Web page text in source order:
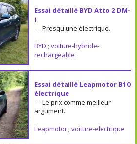
Essai détaillé BYD Atto 2 DM-
i
— Presqu'une électrique.
BYD ; voiture-hybride-
rechargeable
Essai détaillé Leapmotor B10
électrique
— Le prix comme meilleur
argument.
Leapmotor; voiture-electrique